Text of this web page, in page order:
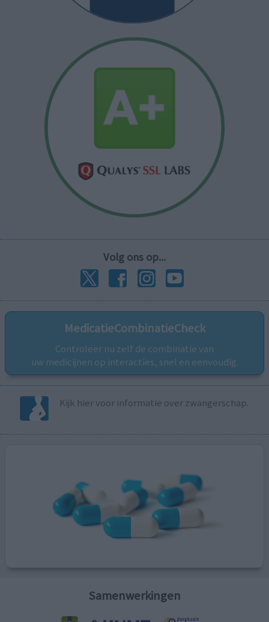
Volg ons op...
MedicatieCombinatieCheck
Controleer nu zelf de combinatie van
uw medicijnen op interacties, snel en eenvoudig.
Kijk hier voor informatie over zwangerschap.
Samenwerkingen